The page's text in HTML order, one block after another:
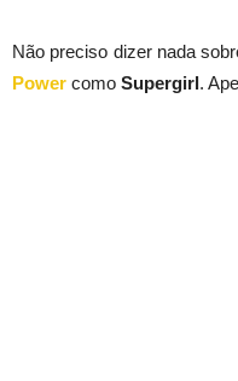
Não preciso dizer nada
Power como Supergirl.